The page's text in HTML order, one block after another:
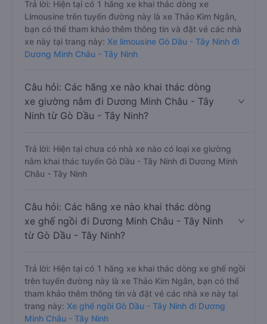
Trả lời: Hiện tại có 1 hãng xe khai thác dòng xe
Limousine trên tuyến đường này là xe Thảo Kim Ngân,
bạn có thể tham khảo thêm thông tin và đặt vé các nhà
xe này tại trang này: Xe limousine Gò Dầu - Tây Ninh đi
Dương Minh Châu - Tây Ninh
Câu hỏi: Các hãng xe nào khai thác dòng
xe giường nằm đi Dương Minh Châu - Tây
Ninh từ Gò Dầu - Tây Ninh?
Trả lời: Hiện tại chưa có nhà xe nào có loại xe giường
nằm khai thác tuyến Gò Dầu - Tây Ninh đi Dương Minh
Châu - Tây Ninh
Câu hỏi: Các hãng xe nào khai thác dòng
xe ghế ngồi đi Dương Minh Châu - Tây Ninh
từ Gò Dầu - Tây Ninh?
Trả lời: Hiện tại có 1 hãng xe khai thác dòng xe ghế ngồi
trên tuyến đường này là xe Thảo Kim Ngân, bạn có thể
tham khảo thêm thông tin và đặt vé các nhà xe này tại
trang này: Xe ghế ngồi Gò Dầu - Tây Ninh đi Dương
Minh Châu - Tây Ninh